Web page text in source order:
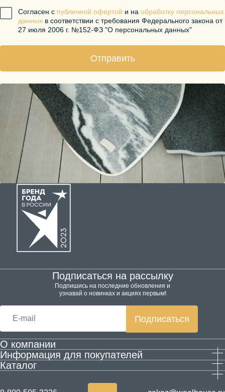
Согласен с публичной офертой и на обработку персональных
данных в соответствии с требования Федерального закона от
27 июля 2006 г. №152-ФЗ "О персональных данных"
Отправить
О компании
Производство
Контактная информация
Акции
Информация для покупателей
Гарантия и возврат
Согласие на обработку персональных данных
Каталог
Одежда
Подписаться на рассылку
Подпишись на последние обновления и
узнавай о новинках и акциях первым!
Подписаться